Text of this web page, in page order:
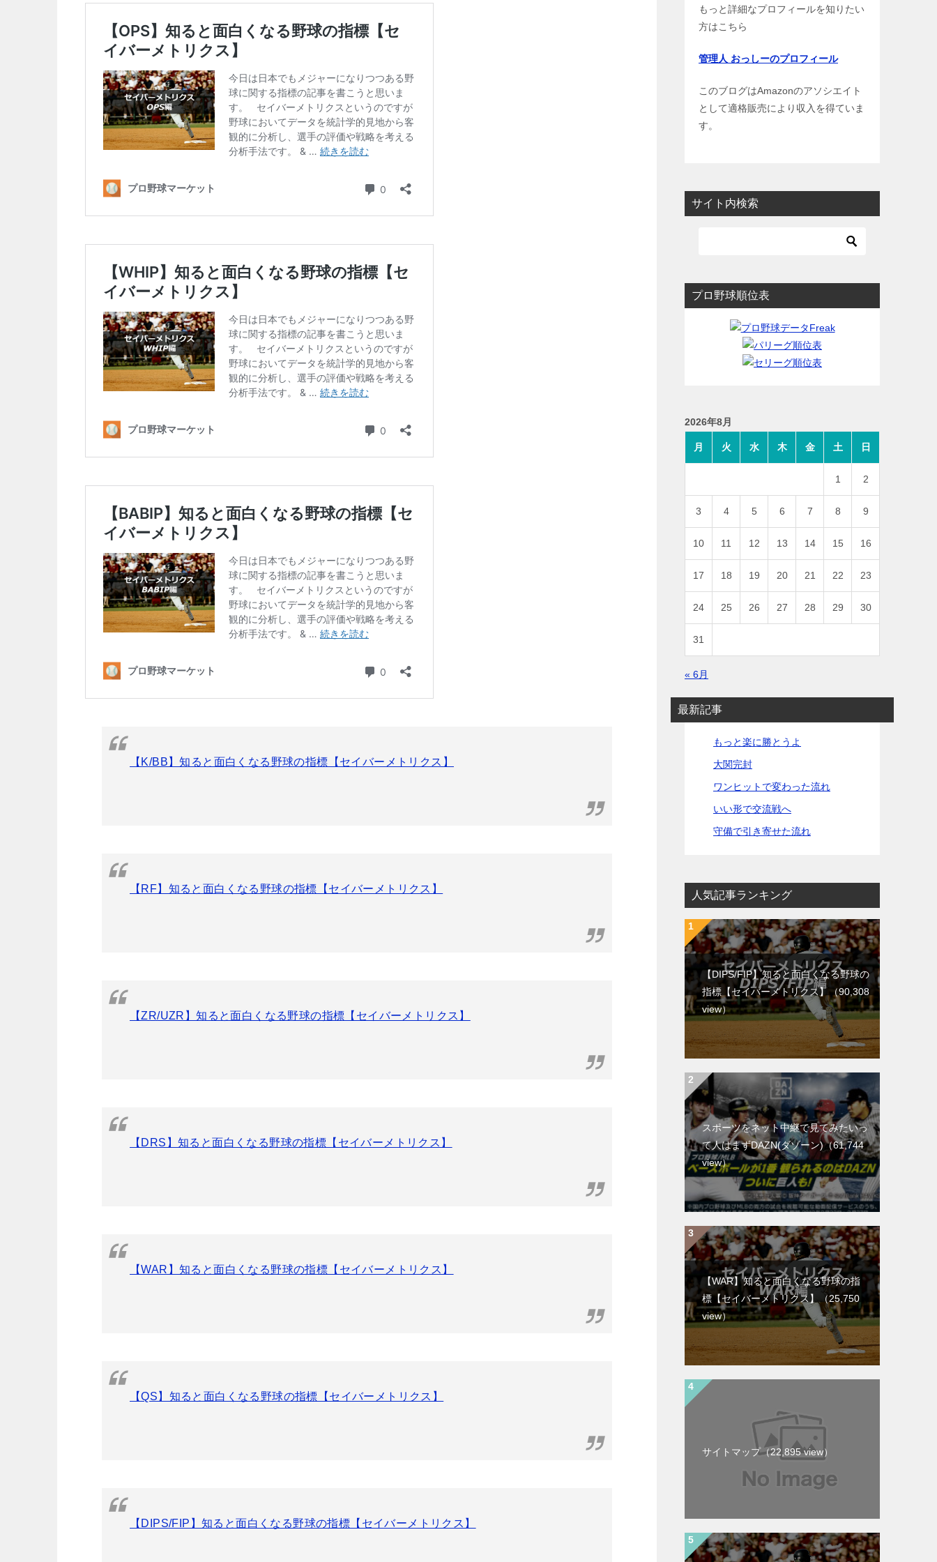
【K/BB】知ると面白くなる野球の指標【セイバーメトリクス】
【RF】知ると面白くなる野球の指標【セイバーメトリクス】
【ZR/UZR】知ると面白くなる野球の指標【セイバーメトリクス】
【DRS】知ると面白くなる野球の指標【セイバーメトリクス】
【WAR】知ると面白くなる野球の指標【セイバーメトリクス】
【QS】知ると面白くなる野球の指標【セイバーメトリクス】
【DIPS/FIP】知ると面白くなる野球の指標【セイバーメトリクス】
もっと詳細なプロフィールを知りたい
方はこちら
管理人 おっしーのプロフィール
このブログはAmazonのアソシエイト
として適格販売により収入を得ていま
す。
サイト内検索
プロ野球順位表
2026年8月
月 火 水 木 金 土 日
1 2
3 4 5 6 7 8 9
10 11 12 13 14 15 16
17 18 19 20 21 22 23
24 25 26 27 28 29 30
31
« 6月
最新記事
もっと楽に勝とうよ
大関完封
ワンヒットで変わった流れ
いい形で交流戦へ
守備で引き寄せた流れ
人気記事ランキング
【DIPS/FIP】知ると面白くなる野球の
指標【セイバーメトリクス】 （90,308
view）
スポーツをネット中継で見てみたいっ
て人はまずDAZN(ダゾーン)（61,744
view）
【WAR】知ると面白くなる野球の指
標【セイバーメトリクス】
（25,750
view）
サイトマップ（22,895 view）